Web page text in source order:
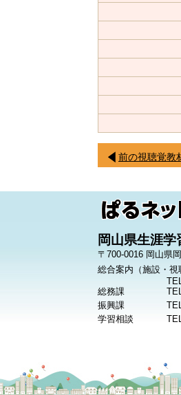
前の視聴覚教
岡山県生涯学
〒700-0016 岡山県
総合案内（施設・視
総務課
振興課
学習相談